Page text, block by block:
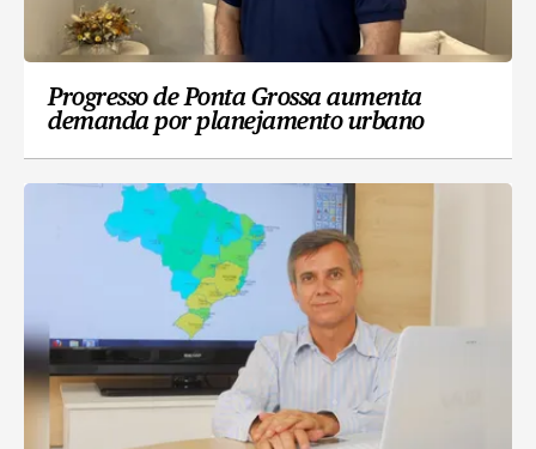
Progresso de Ponta Grossa aumenta
demanda por planejamento urbano